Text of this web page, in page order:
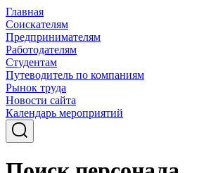
Главная
Соискателям
Предпринимателям
Работодателям
Студентам
Путеводитель по компаниям
Рынок труда
Новости сайта
Календарь мероприятий